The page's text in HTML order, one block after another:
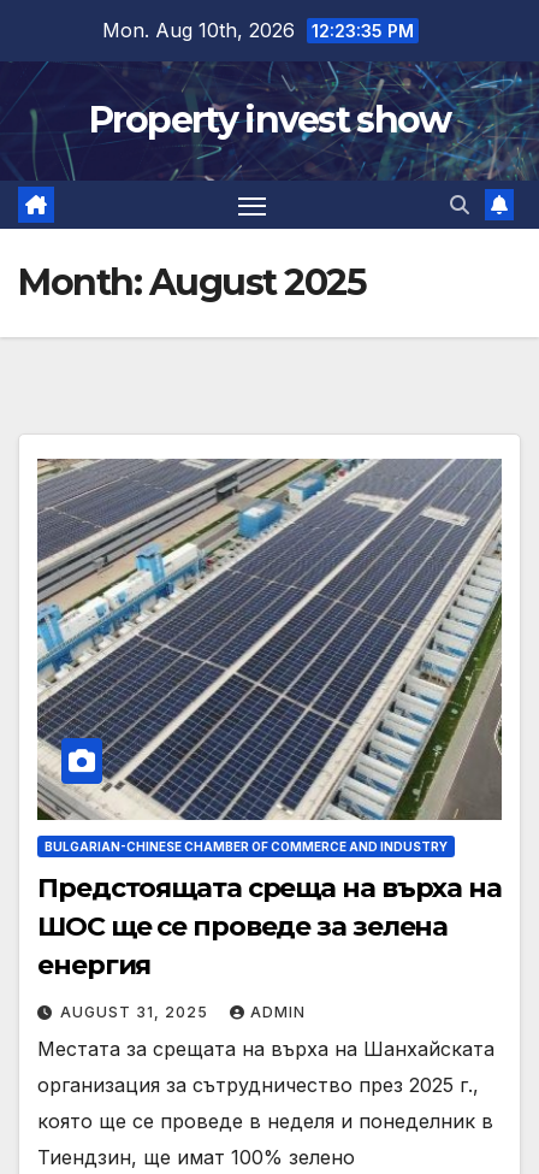
content
Mon. Aug 10th, 2026 12:23:37 PM
Property invest show
Month:August 2025
BULGARIAN-CHINESE CHAMBER OF COMMERCE AND INDUSTRY
Предстоящата среща на върха на
ШОС ще се проведе за зелена
енергия
AUGUST 31, 2025 ADMIN
Местата за срещата на върха на Шанхайската
организация за сътрудничество през 2025 г.,
която ще се проведе в неделя и понеделник в
Тиендзин, ще имат 100% зелено